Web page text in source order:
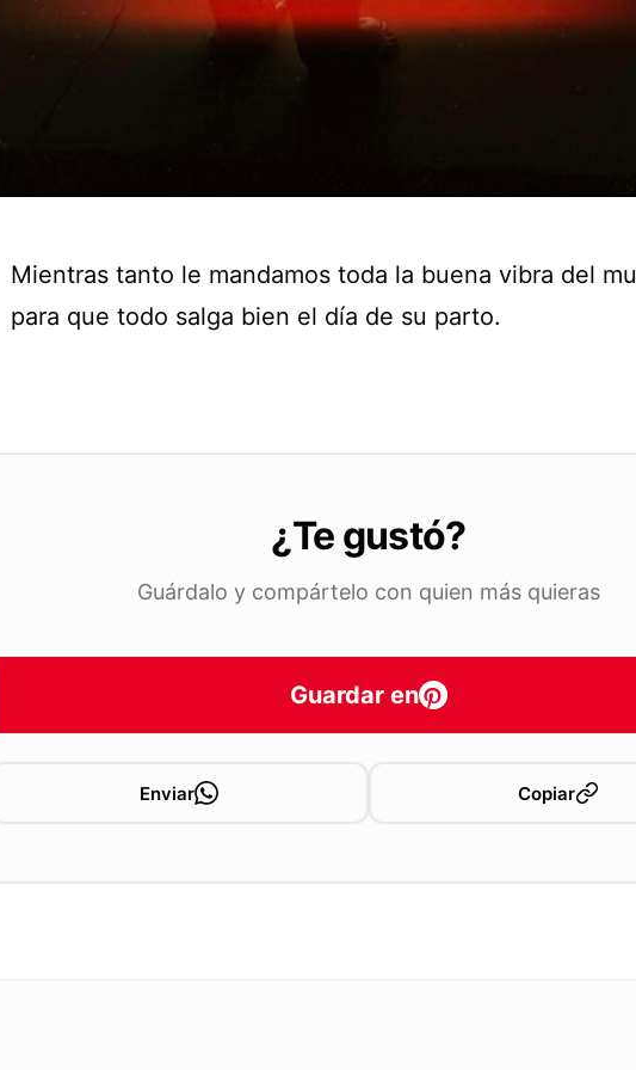
Mientras tanto le mandamos toda la buena vibra del
para que todo salga bien el día de su parto.
¿Te gustó?
Guárdalo y compártelo con quien más quieras
Guardar en
Enviar Copiar